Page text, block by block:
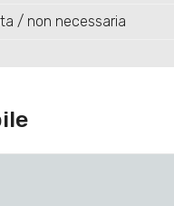
/ non necessaria